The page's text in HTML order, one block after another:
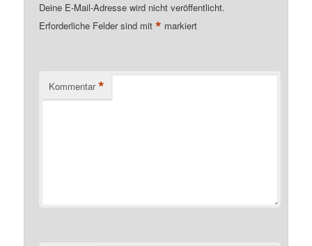
Deine E-Mail-Adresse wird nicht veröffentlicht.
Erforderliche Felder sind mit* markiert
Kommentar *